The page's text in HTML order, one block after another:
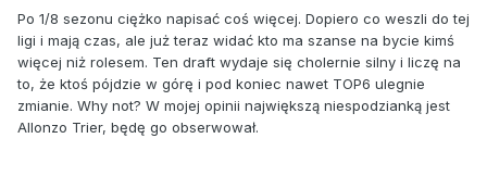
Po 1/8 sezonu ciężko napisać coś więcej. Dopiero co weszli do tej
ligi i mają czas, ale już teraz widać kto ma szanse na bycie kimś
więcej niż rolesem. Ten draft wydaje się cholernie silny i liczę na
to, że ktoś pójdzie w górę i pod koniec nawet TOP6 ulegnie
zmianie. Why not? W mojej opinii największą niespodzianką jest
Allonzo Trier, będę go obserwował.